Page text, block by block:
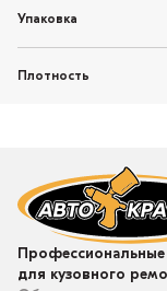
Упаковка
Плотность
для кузовного